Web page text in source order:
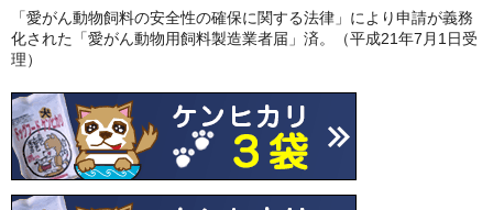
「愛がん動物飼料の安全性の確保に関する法律」により申請が義務
化された「愛がん動物用飼料製造業者届」済。（平成21年7月1日受
理）